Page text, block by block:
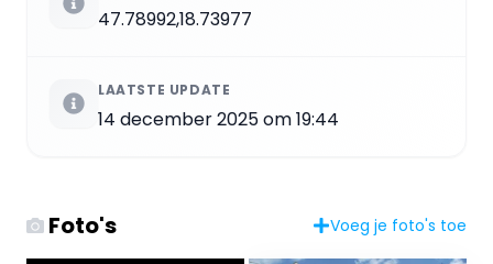
47.78992,18.73977
LAATSTE UPDATE
14 december 2025 om 19:44
Foto's Voeg je foto's toe